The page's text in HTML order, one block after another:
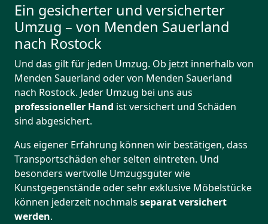
Ein gesicherter und versicherter
Umzug – von Menden Sauerland
nach Rostock
Und das gilt für jeden Umzug. Ob jetzt innerhalb von
Menden Sauerland oder von Menden Sauerland
nach Rostock. Jeder Umzug bei uns aus
professioneller Hand ist versichert und Schäden
sind abgesichert.
Aus eigener Erfahrung können wir bestätigen, dass
Transportschäden eher selten eintreten. Und
besonders wertvolle Umzugsgüter wie
Kunstgegenstände oder sehr exklusive Möbelstücke
können jederzeit nochmals separat versichert
werden.